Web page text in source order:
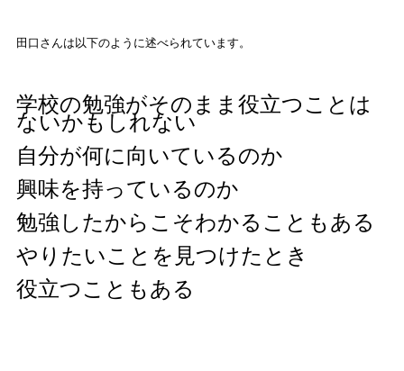
田口さんは以下のように述べられています。
学校の勉強がそのまま役立つことは
ないかもしれない
自分が何に向いているのか
興味を持っているのか
勉強したからこそわかることもある
やりたいことを見つけたとき
役立つこともある